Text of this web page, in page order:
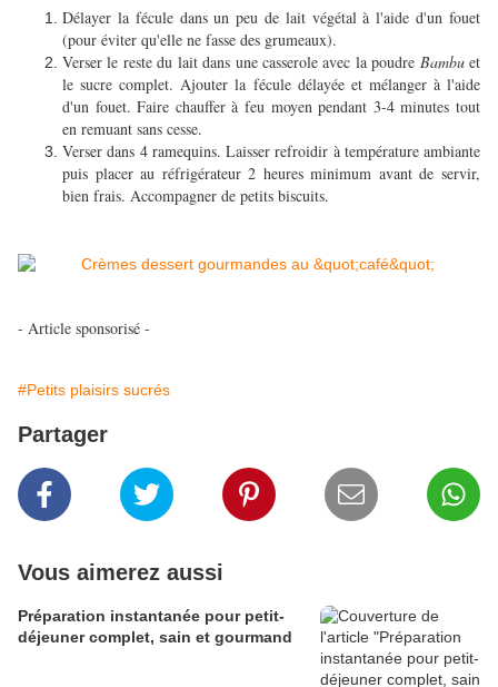
Délayer la fécule dans un peu de lait végétal à l'aide d'un fouet
(pour éviter qu'elle ne fasse des grumeaux).
Verser le reste du lait dans une casserole avec la poudre Bambuet
le sucre complet.Ajouter la fécule délayée et mélanger à l'aide
d'un fouet.Faire chauffer à feu moyen pendant 3-4 minutes tout
en remuant sans cesse.
Verser dans 4 ramequins. Laisser refroidir à température ambiante
puis placer au réfrigérateur 2 heures minimum avant de servir,
bien frais. Accompagner de petits biscuits.
- Article sponsorisé -
#Petits plaisirs sucrés
Partager
Vous aimerez aussi
Préparation instantanée pour petit-
déjeuner complet, sain et gourmand